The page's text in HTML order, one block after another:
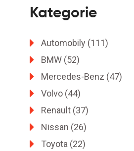
Kategorie
Automobily (111)
BMW (52)
Mercedes-Benz (47)
Volvo (44)
Renault (37)
Nissan (26)
Toyota (22)